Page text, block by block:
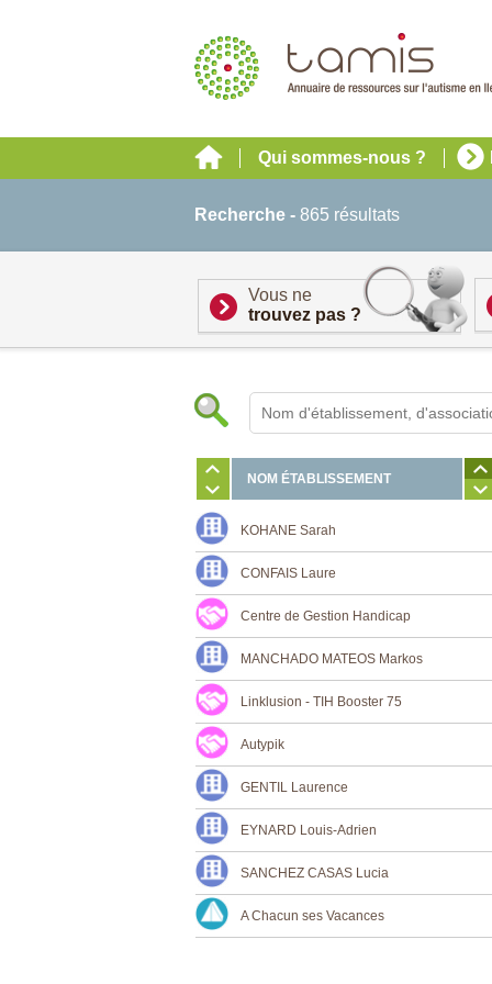
Qui sommes-nous ?
Recherche - 865 résultats
Vous ne
trouvez pas ?
NOM ÉTABLISSEMENT
KOHANE Sarah
CONFAIS Laure
Centre de Gestion Handicap
MANCHADO MATEOS Markos
Linklusion - TIH Booster 75
Autypik
GENTIL Laurence
EYNARD Louis-Adrien
SANCHEZ CASAS Lucia
A Chacun ses Vacances